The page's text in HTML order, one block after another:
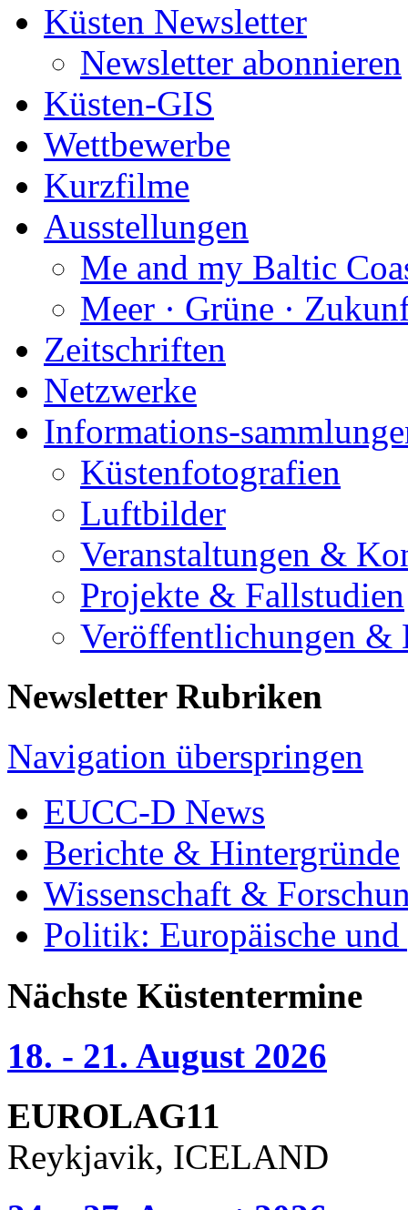
Küsten Newsletter
Newsletter abonnieren
Küsten-GIS
Wettbewerbe
Kurzfilme
Ausstellungen
Me and my Baltic
Meer · Grüne ·
Zeitschriften
Netzwerke
Informations-
Küstenfotografien
Luftbilder
Veranstaltungen &
Projekte & Fallstudien
Veröffentlichungen &
Newsletter Rubriken
Navigation überspringen
EUCC-D News
Berichte & Hintergründe
Wissenschaft &
Politik: Europäische
Nächste Küstentermine
18. - 21. August 2026
EUROLAG11
Reykjavik, ICELAND